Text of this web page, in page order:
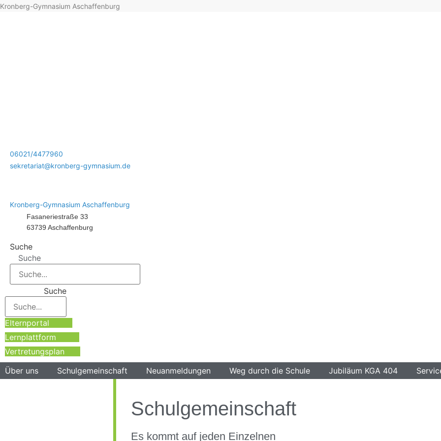
Kronberg-Gymnasium Aschaffenburg
06021/4477960
sekretariat@kronberg-gymnasium.de
Kronberg-Gymnasium Aschaffenburg
Fasaneriestraße 33
63739 Aschaffenburg
Suche
Suche
Suche
Elternportal
Lernplattform
Vertretungsplan
Über uns
Schulgemeinschaft Neuanmeldungen Weg durch die Schule Jubiläum KGA 404
Schulgemeinschaft
Es kommt auf jeden Einzelnen